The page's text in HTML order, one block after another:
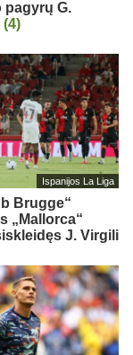
pagyrų G.
(4)
Ispanijos La Liga
Brugge“
„Mallorca“
J. Virgili